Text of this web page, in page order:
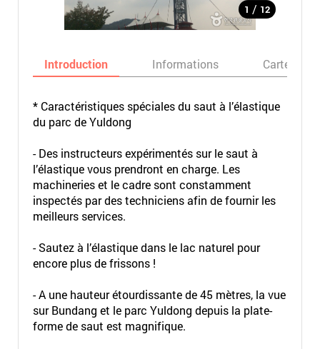
1 / 12
Introduction Informations Carte
* Caractéristiques spéciales du saut à l’élastique
du parc de Yuldong
- Des instructeurs expérimentés sur le saut à
l’élastique vous prendront en charge. Les
machineries et le cadre sont constamment
inspectés par des techniciens afin de fournir les
meilleurs services.
- Sautez à l’élastique dans le lac naturel pour
encore plus de frissons !
- A une hauteur étourdissante de 45 mètres, la vue
sur Bundang et le parc Yuldong depuis la plate-
forme de saut est magnifique.